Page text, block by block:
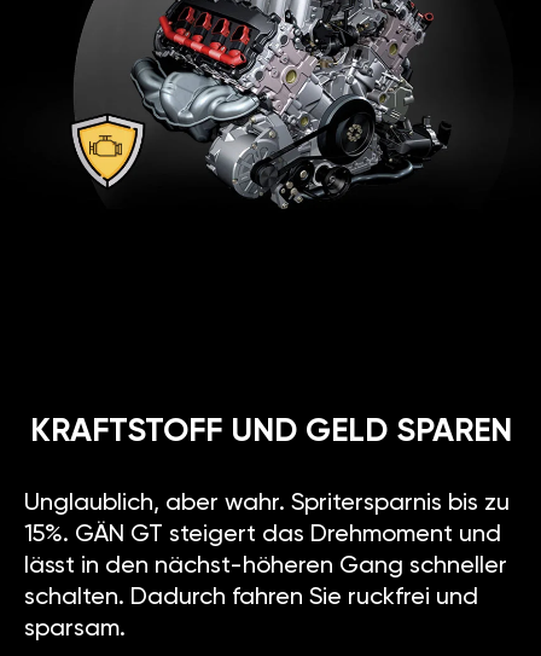
KRAFTSTOFF UND GELD SPAREN
Unglaublich, aber wahr. Spritersparnis bis zu
15%. GÄN GT steigert das Drehmoment und
lässt in den nächst-höheren Gang schneller
schalten. Dadurch fahren Sie ruckfrei und
sparsam.